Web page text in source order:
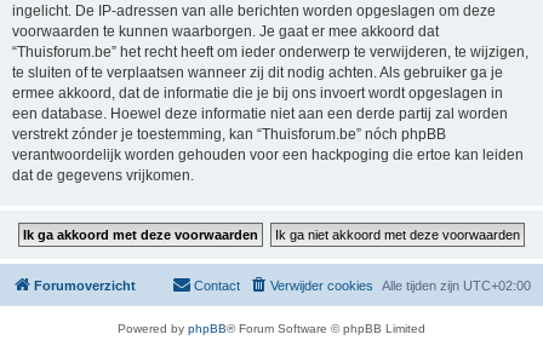
ingelicht. De IP-adressen van alle berichten worden opgeslagen om deze
voorwaarden te kunnen waarborgen. Je gaat er mee akkoord dat
“Thuisforum.be” het recht heeft om ieder onderwerp te verwijderen, te wijzigen,
te sluiten of te verplaatsen wanneer zij dit nodig achten. Als gebruiker ga je
ermee akkoord, dat de informatie die je bij ons invoert wordt opgeslagen in
een database. Hoewel deze informatie niet aan een derde partij zal worden
verstrekt zónder je toestemming, kan “Thuisforum.be” nóch phpBB
verantwoordelijk worden gehouden voor een hackpoging die ertoe kan leiden
dat de gegevens vrijkomen.
Forumoverzicht Alle tijden zijn UTC+02:00
Verwijder cookies
Contact
Powered by phpBB® Forum Software © phpBB Limited